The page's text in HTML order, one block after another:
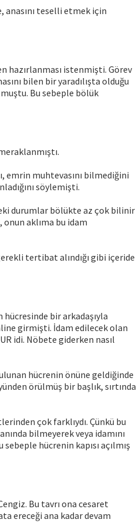
anasını teselli etmek için
hazırlanması istenmişti. Görev
bilen bir yaradılışta olduğu
Bu sebeple bölük
emrin muhtevasını bilmediğini
söylemişti.
durumlar bölükte az çok bilinir
onun aklıma bu idam
tertibat alındığı gibi içeride
bir arkadaşıyla
girmişti. İdam edilecek olan
idi. Nöbete giderken nasıl
hücrenin önüne geldiğinde
örülmüş bir başlık, sırtında
çok farklıydı. Çünkü bu
bilmeyerek veya idamını
hücrenin kapısı açılmış
Bu tavrı ona cesaret
ereceği ana kadar devam